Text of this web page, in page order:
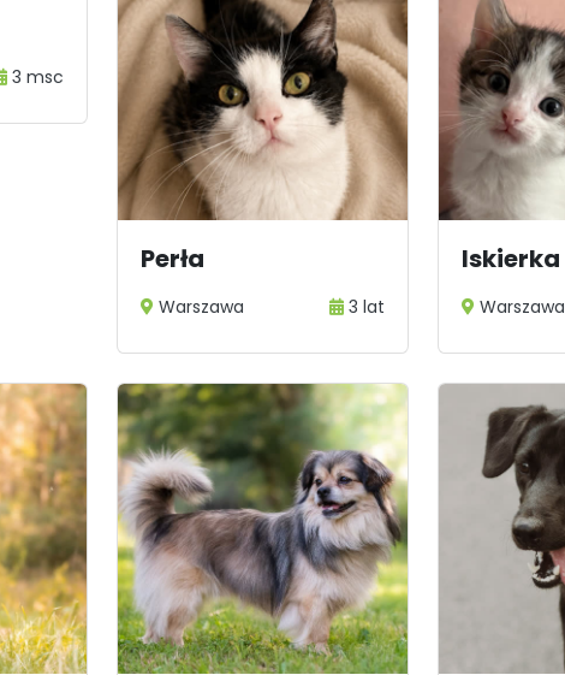
3 msc
Perła
Warszawa 3 lat
Iskierka
Warszawa